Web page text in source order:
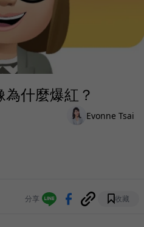
什麼爆紅？
Evonne Tsai
分享 收藏